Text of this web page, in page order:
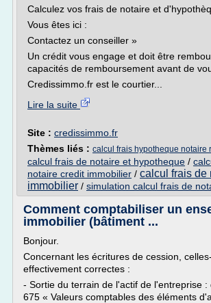
Calculez vos frais de notaire et
Vous êtes ici :
Contactez un conseiller »
Un crédit vous engage et doit être
capacités de remboursement avant de
Credissimmo.fr est le courtier...
Lire la suite
Site : credissimmo.fr
Thèmes liés : calcul frais hypotheque notaire
calcul frais de notaire et hypotheque /
notaire credit immobilier / calcul frais de
immobilier / simulation calcul frais de
Comment comptabiliser un
immobilier (bâtiment ...
Bonjour.
Concernant les écritures de cession,
effectivement correctes :
- Sortie du terrain de l'actif de l'entreprise :
675 « Valeurs comptables des éléments